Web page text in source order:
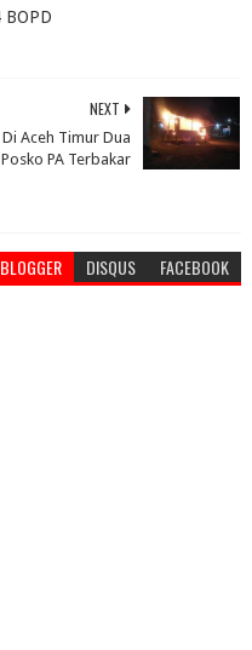
NEXT
Di Aceh Timur Dua
Posko PA Terbakar
BLOGGER DISQUS FACEBOOK